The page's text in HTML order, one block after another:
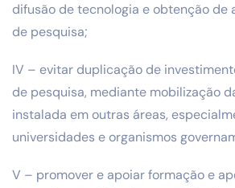
difusão de tecnologia e obtenção de
de pesquisa;
IV – evitar duplicação de
de pesquisa, mediante mobilização
instalada em outras áreas,
universidades e organismos
V – promover e apoiar formação e